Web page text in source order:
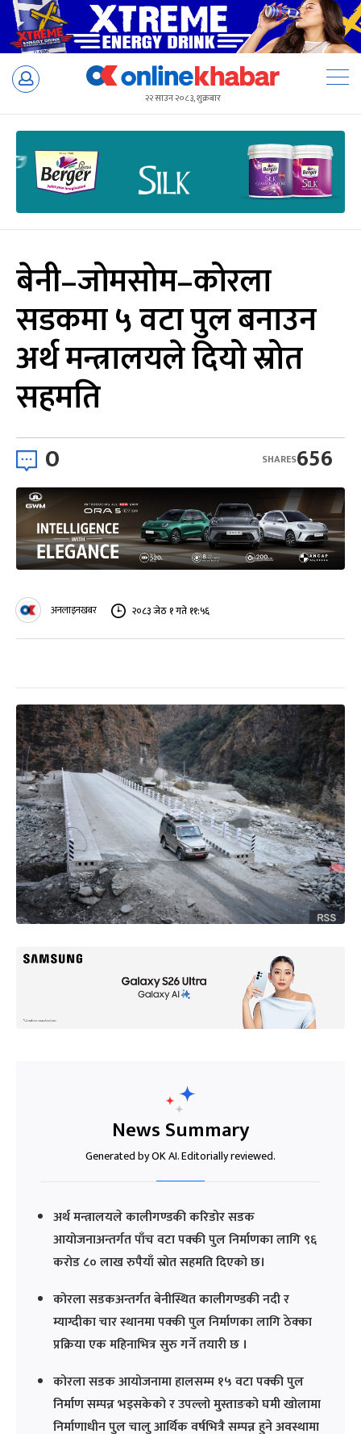
Skip
२२ साउन २०८३, शुक्रबार
बेनी–जोमसोम–कोरला
सडकमा ५ वटा पुल बनाउन
अर्थ मन्त्रालयले दियो स्रोत
सहमति
0 656
SHARES
अनलाइनखबर २०८३ जेठ १ गते ११:५६
News Summary
Generated by OK AI. Editorially reviewed.
अर्थ मन्त्रालयले कालीगण्डकी करिडोर सडक
आयोजनाअन्तर्गत पाँच वटा पक्की पुल निर्माणका लागि ९६
करोड ८० लाख रुपैयाँ स्रोत सहमति दिएको छ।
कोरला सडकअन्तर्गत बेनीस्थित कालीगण्डकी नदी र
म्याग्दीका चार स्थानमा पक्की पुल निर्माणका लागि ठेक्का
प्रक्रिया एक महिनाभित्र सुरु गर्ने तयारी छ ।
कोरला सडक आयोजनामा हालसम्म १५ वटा पक्की पुल
निर्माण सम्पन्न भइसकेको र उपल्लो मुस्ताङको घमी खोलामा
निर्माणाधीन पुल चालु आर्थिक वर्षभित्रै सम्पन्न हुने अवस्थामा